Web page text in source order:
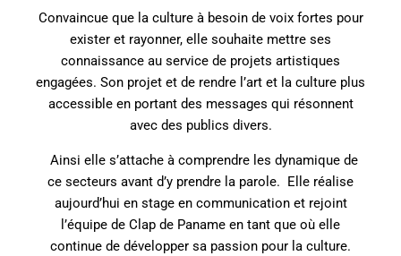
Convaincue que la culture à besoin de voix fortes pour
exister et rayonner, elle souhaite mettre ses
connaissance au service de projets artistiques
engagées. Son projet et de rendre l’art et la culture plus
accessible en portant des messages qui résonnent
avec des publics divers.
Ainsi elle s’attache à comprendre les dynamique de
ce secteurs avant d’y prendre la parole. Elle réalise
aujourd’hui en stage en communication et rejoint
l’équipe de Clap de Paname en tant que où elle
continue de développer sa passion pour la culture.